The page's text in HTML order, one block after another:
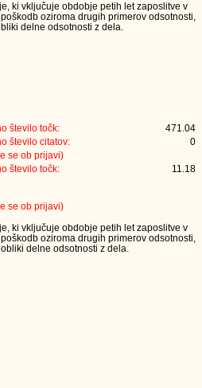
ki vključuje obdobje petih let zaposlitve v
oziroma drugih primerov odsotnosti,
delne odsotnosti z dela.
število točk:
471.04
število citatov:
0
se ob prijavi)
število točk: 11.18
se ob prijavi)
ki vključuje obdobje petih let zaposlitve v
oziroma drugih primerov odsotnosti,
delne odsotnosti z dela.